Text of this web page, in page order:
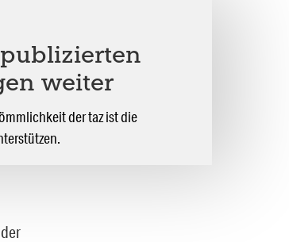
weiter
der taz ist die